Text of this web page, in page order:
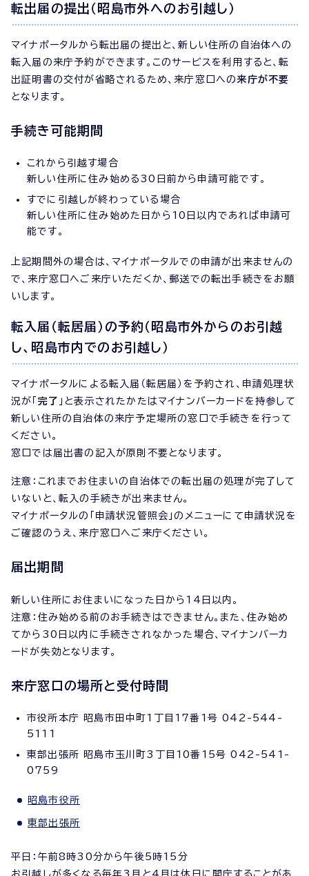
転出届の提出（昭島市外へのお引越し）
マイナポータルから転出届の提出と、新しい住所の自治体への
転入届の来庁予約ができます。このサービスを利用すると、転
出証明書の交付が省略されるため、来庁窓口への来庁が不要
となります。
手続き可能期間
これから引越す場合
新しい住所に住み始める30日前から申請可能です。
すでに引越しが終わっている場合
新しい住所に住み始めた日から10日以内であれば申請可
能です。
上記期間外の場合は、マイナポータルでの申請が出来ませんの
で、来庁窓口へご来庁いただくか、郵送での転出手続きをお願
いします。
転入届（転居届）の予約（昭島市外からのお引越
し、昭島市内でのお引越し）
マイナポータルによる転入届（転居届）を予約され、申請処理状
況が「 完了 」と表示されたかたはマイナンバーカードを持参して
新しい住所の自治体の来庁予定場所の窓口で手続きを行って
ください。
窓口では届出書の記入が原則不要となります。
注意：これまでお住まいの自治体での転出届の処理が完了して
いないと、転入の手続きが出来ません。
マイナポータルの「申請状況管照会」のメニューにて申請状況を
ご確認のうえ、来庁窓口へご来庁ください。
届出期間
新しい住所にお住まいになった日から14日以内。
注意：住み始める前のお手続きはできません。また、住み始め
てから30日以内に手続きされなかった場合、マイナンバーカ
ードが失効となります。
来庁窓口の場所と受付時間
市役所本庁 昭島市田中町1丁目17番1号 042-544-
5111
東部出張所 昭島市玉川町3丁目10番15号 042-541-
0759
昭島市役所
東部出張所
平日：午前8時30分から午後5時15分
お引越しが多くなる毎年3月と4月は休日に開庁することがあ